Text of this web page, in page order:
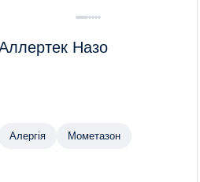
Назо
Алергія Мометазон